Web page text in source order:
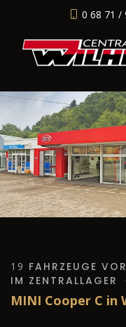
0 68 71 /
19 FAHRZEUGE
IM ZENTRALLAGER
MINI Cooper C in